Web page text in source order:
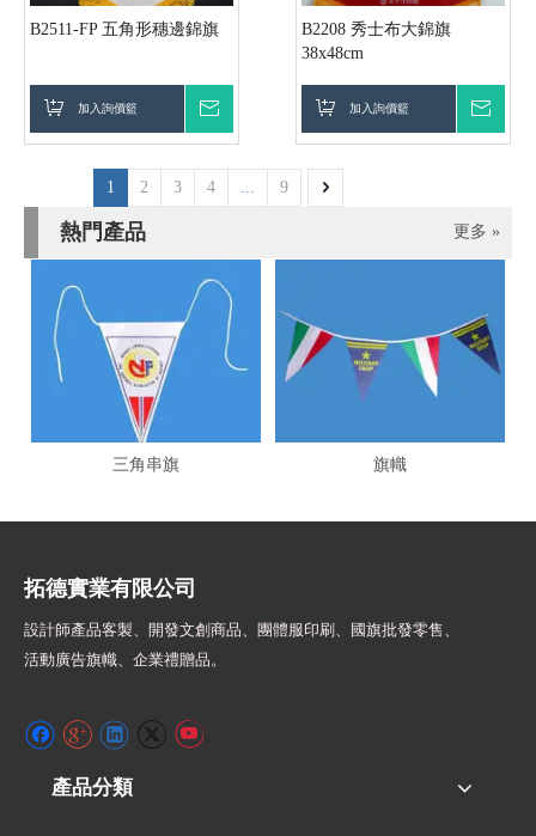
B2511-FP 五角形穗邊錦旗
加入詢價籃
B2208 秀士布大錦旗
38x48cm
加入詢價籃
1 2 3 4 9
熱門產品 更多 »
三角串旗 旗幟
拓德實業有限公司
設計師產品客製、開發文創商品、團體服印刷、
國旗批發零售、
活動廣告旗幟、 企業禮贈品。
產品分類